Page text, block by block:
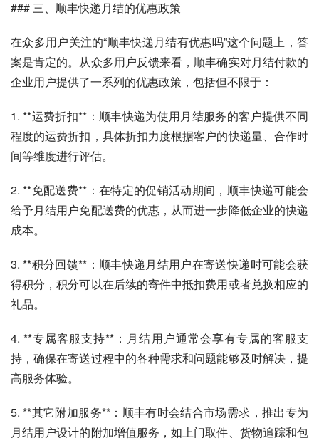
### 三、顺丰快递月结的优惠政策
在众多用户关注的“顺丰快递月结有优惠吗”这个问题上，答
案是肯定的。从众多用户反馈来看，顺丰确实对月结付款的
企业用户提供了一系列的优惠政策，包括但不限于：
1. **运费折扣**：顺丰快递为使用月结服务的客户提供不同
程度的运费折扣，具体折扣力度根据客户的快递量、合作时
间等维度进行评估。
2. **免配送费**：在特定的促销活动期间，顺丰快递可能会
给予月结用户免配送费的优惠，从而进一步降低企业的快递
成本。
3. **积分回馈**：顺丰快递月结用户在寄送快递时可能会获
得积分，积分可以在后续的寄件中抵扣费用或者兑换相应的
礼品。
4. **专属客服支持**：月结用户通常会享有专属的客服支
持，确保在寄送过程中的各种需求和问题能够及时解决，提
高服务体验。
5. **其它附加服务**：顺丰有时会结合市场需求，推出专为
月结用户设计的附加增值服务，如上门取件、货物追踪和包